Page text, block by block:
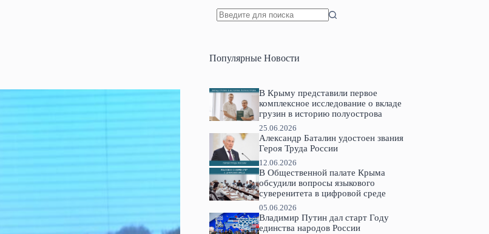
Популярные Новости
В Крыму представили первое
комплексное исследование о вкладе
грузин в историю полуострова
25.06.2026
Александр Баталин удостоен звания
Героя Труда России
12.06.2026
В Общественной палате Крыма
обсудили вопросы языкового
суверенитета в цифровой среде
05.06.2026
Владимир Путин дал старт Году
единства народов России